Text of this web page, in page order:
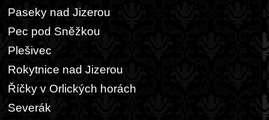
Paseky nad Jizerou
Pec pod Sněžkou
Plešivec
Rokytnice nad Jizerou
Říčky v Orlických horách
Severák